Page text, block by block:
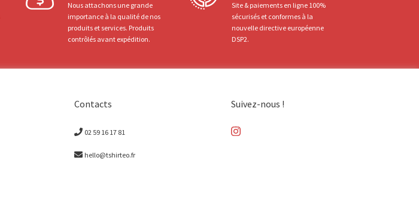
Nous attachons une grande
importance à la qualité de nos
produits et services. Produits
contrôlés avant expédition.
Site & paiements en ligne 100%
sécurisés et conformes à la
nouvelle directive européenne
DSP2.
Contacts
02 59 16 17 81
hello@tshirteo.fr
Suivez-nous !